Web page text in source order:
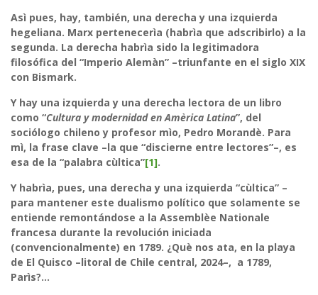
Asì pues, hay, también, una derecha y una izquierda
hegeliana. Marx pertenecerìa (habrìa que adscribirlo) a la
segunda. La derecha habrìa sido la legitimadora
filosófica del “Imperio Alemàn” –triunfante en el siglo XIX
con Bismark.
Y hay una izquierda y una derecha lectora de un libro
como “Cultura y modernidad en Amèrica Latina”, del
sociólogo chileno y profesor mìo, Pedro Morandè. Para
mì, la frase clave –la que “discierne entre lectores”–, es
esa de la “palabra cùltica”[1].
Y habrìa, pues, una derecha y una izquierda “cùltica” –
para mantener este dualismo político que solamente se
entiende remontándose a la Assemblèe Nationale
francesa durante la revolución iniciada
(convencionalmente) en 1789. ¿Què nos ata, en la playa
de El Quisco –litoral de Chile central, 2024–, a 1789,
Parìs?…